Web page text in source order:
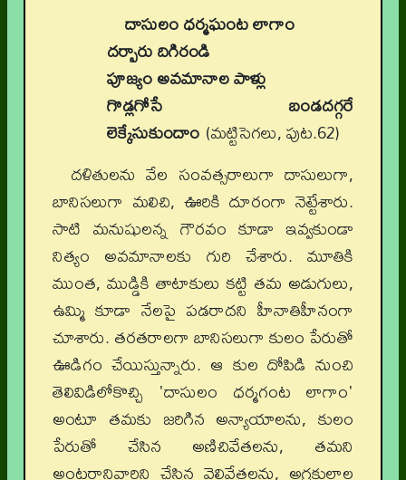
దాసులం ధర్మఘంట లాగాం
దర్బారు దిగిరండి
పూజ్యం అవమానాల పాళ్లు
గొడ్లగోసే బండదగ్గరే
లెక్కేసుకుందాం (మట్టిసెగలు, పుట.62)
దళితులను వేల సంవత్సరాలుగా దాసులుగా,
బానిసలుగా మలిచి, ఊరికి దూరంగా నెట్టేశారు.
సాటి మనుషులన్న గౌరవం కూడా ఇవ్వకుండా
నిత్యం అవమానాలకు గురి చేశారు. మూతికి
ముంత, ముడ్డికి తాటాకులు కట్టి తమ అడుగులు,
ఉమ్మి కూడా నేలపై పడరాదని హీనాతిహీనంగా
చూశారు. తరతరాలగా బానిసలుగా కులం పేరుతో
ఊడిగం చేయిస్తున్నారు. ఆ కుల దోపిడి నుంచి
తెలివిడిలోకొచ్చి 'దాసులం ధర్మగంట లాగాం'
అంటూ తమకు జరిగిన అన్యాయాలను, కులం
పేరుతో చేసిన అణిచివేతలను, తమని
అంటరానివారిని చేసిన వెలివేతలను, అగ్రకులాల